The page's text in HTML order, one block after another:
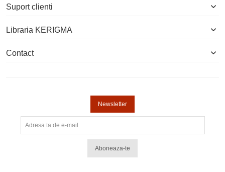
Suport clienti
Libraria KERIGMA
Contact
Newsletter
Aboneaza-te